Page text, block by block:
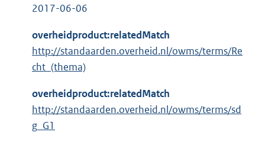
2017-06-06
overheidproduct:relatedMatch
http://standaarden.overheid.nl/owms/terms/Re
cht_(thema)
overheidproduct:relatedMatch
http://standaarden.overheid.nl/owms/terms/sd
g_G1